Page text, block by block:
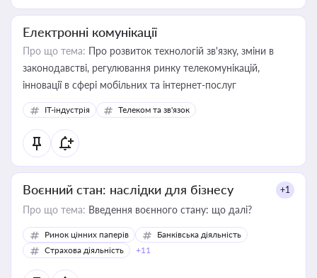
Електронні комунікації
Про що тема: Про розвиток технологій зв'язку, зміни в
законодавстві, регулювання ринку телекомунікацій,
інновації в сфері мобільних та інтернет-послуг
IT-індустрія Телеком та зв'язок
Воєнний стан: наслідки для бізнесу +1
Про що тема: Введення воєнного стану: що далі?
Ринок цінних паперів
Банківська діяльність
Страхова діяльність
+11